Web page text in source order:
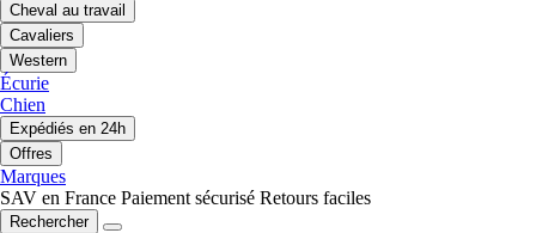
Cheval au travail
Cavaliers
Western
Écurie
Chien
Expédiés en 24h
Offres
Marques
SAV en France Paiement sécurisé Retours faciles
Rechercher